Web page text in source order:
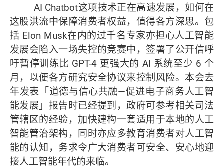
AI Chatbot这项技术正在高速发展，如何在
这股洪流中保障消费者权益，值得各方深思。包
括 Elon Musk在内的过千名专家亦担心人工智能
发展会陷入一场失控的竞赛中，签署了公开信呼
吁暂停训练比 GPT-4 更强大的 AI 系统至少 6 个
月，以便各方研究安全协议来控制风险。本会去
年发表「道德与信心共融—促进电子商务人工智
能发展」报告时已经提到，政府可参考相关司法
管辖区的经验，加快建构一套适用于本地的人工
智能管治架构，同时亦应多教育消费者对人工智
能的认知，务求令广大消费者可安全、安心地迎
接人工智能年代的来临。